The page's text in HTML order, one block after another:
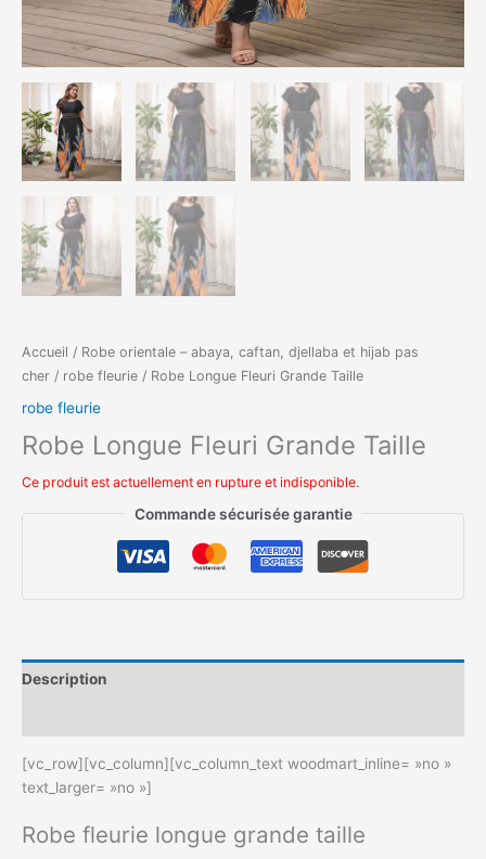
Accueil / Robe orientale – abaya, caftan, djellaba et hijab pas
cher / robe fleurie / Robe Longue Fleuri Grande Taille
robe fleurie
Robe Longue Fleuri Grande Taille
Ce produit est actuellement en rupture et indisponible.
Commande sécurisée garantie
Description
[vc_row][vc_column][vc_column_text woodmart_inline= »no »
text_larger= »no »]
Robe fleurie longue grande taille